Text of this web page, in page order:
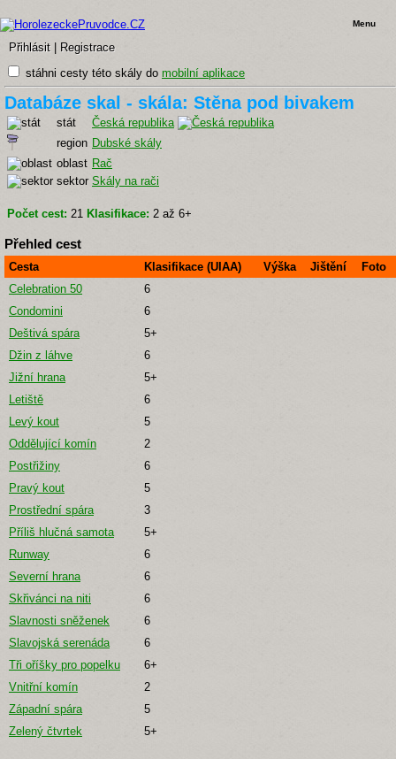
Přihlásit Registrace
Menu
stáhni cesty této skály do mobilní aplikace
Databáze skal - skála: Stěna pod bivakem
stát
Česká republika
region Dubské skály
oblast Rač
sektor Skály na rači
Počet cest: 21 Klasifikace: 2 až 6+
Přehled cest
Cesta Klasifikace (UIAA) Výška Jištění
Foto
Celebration 50
6
Condomini
6
Deštivá spára
5+
Džin z láhve
6
Jižní hrana
5+
Letiště
6
Levý kout
5
Oddělující komín
2
Postřižiny
6
Pravý kout
5
Prostřední spára
3
Příliš hlučná samota
5+
Runway
6
Severní hrana
6
Skřivánci na niti
6
Slavnosti sněženek
6
Slavojská serenáda
6
Tři oříšky pro popelku
6+
Vnitřní komín
2
Západní spára
5
Zelený čtvrtek
5+